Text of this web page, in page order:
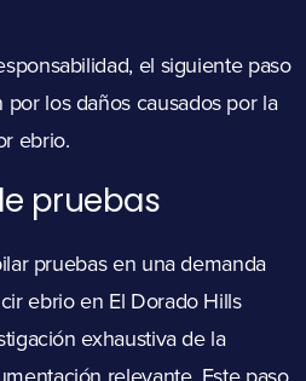
el siguiente paso
los daños causados por la
ebrio.
pruebas
pruebas en una demanda
ebrio en El Dorado Hills
exhaustiva de la